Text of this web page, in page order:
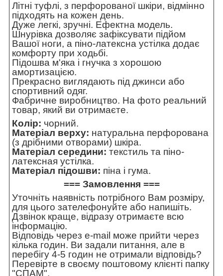
Літні туфлі, з перфорованої шкіри, відмінно
підходять на кожен день.
Дуже легкі, зручні. Ефектна модель.
Шнурівка дозволяє зафіксувати підйом
Вашої ноги, а піно-латексна устілка додає
комфорту при ходьбі.
Підошва м'яка і гнучка з хорошою
амортизацією.
Прекрасно виглядають під джинси або
спортивний одяг.
Фабричне виробництво. На фото реальний
товар, який ви отримаєте.
Колір: чорний.
Матеріал верху: натуральна перфорована
(з дрібними отворами) шкіра.
Матеріал середини: текстиль та піно-
латексная устілка.
Матеріал підошви: піна і гума.
=== Замовлення ===
Уточніть наявність потрібного Вам розміру,
для цього зателефонуйте або напишіть.
Дзвінок краще, відразу отримаєте всю
інформацію.
Відповідь через e-mail може прийти через
кілька годин. Ви задали питання, але в
перебігу 4-5 годин не отримали відповідь?
Перевірте в своєму поштовому клієнті папку
"СПАМ".